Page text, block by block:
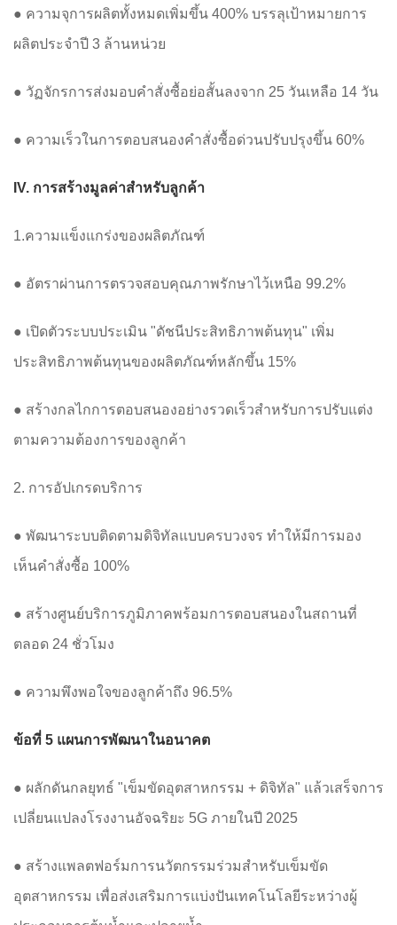
● ความจุการผลิตทั้งหมดเพิ่มขึ้น 400% บรรลุเป้าหมายการ
ผลิตประจำปี 3 ล้านหน่วย
● วัฏจักรการส่งมอบคำสั่งซื้อย่อสั้นลงจาก 25 วันเหลือ 14 วัน
● ความเร็วในการตอบสนองคำสั่งซื้อด่วนปรับปรุงขึ้น 60%
IV. การสร้างมูลค่าสำหรับลูกค้า
1.ความแข็งแกร่งของผลิตภัณฑ์
● อัตราผ่านการตรวจสอบคุณภาพรักษาไว้เหนือ 99.2%
● เปิดตัวระบบประเมิน "ดัชนีประสิทธิภาพต้นทุน" เพิ่ม
ประสิทธิภาพต้นทุนของผลิตภัณฑ์หลักขึ้น 15%
● สร้างกลไกการตอบสนองอย่างรวดเร็วสำหรับการปรับแต่ง
ตามความต้องการของลูกค้า
2. การอัปเกรดบริการ
● พัฒนาระบบติดตามดิจิทัลแบบครบวงจร ทำให้มีการมอง
เห็นคำสั่งซื้อ 100%
● สร้างศูนย์บริการภูมิภาคพร้อมการตอบสนองในสถานที่
ตลอด 24 ชั่วโมง
● ความพึงพอใจของลูกค้าถึง 96.5%
ข้อที่ 5 แผนการพัฒนาในอนาคต
● ผลักดันกลยุทธ์ "เข็มขัดอุตสาหกรรม + ดิจิทัล" แล้วเสร็จการ
เปลี่ยนแปลงโรงงานอัจฉริยะ 5G ภายในปี 2025
● สร้างแพลตฟอร์มการนวัตกรรมร่วมสำหรับเข็มขัด
อุตสาหกรรม เพื่อส่งเสริมการแบ่งปันเทคโนโลยีระหว่างผู้